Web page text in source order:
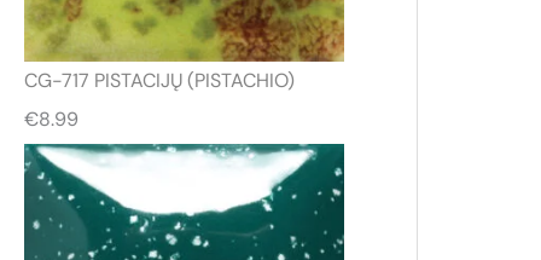
CG-717 PISTACIJŲ (PISTACHIO)
€8.99